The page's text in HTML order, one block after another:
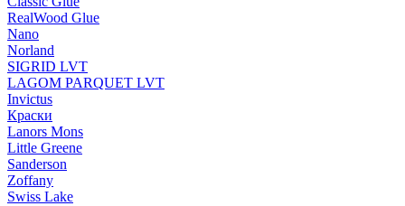
RealWood Glue
Nano
Norland
SIGRID LVT
LAGOM PARQUET LVT
Invictus
Краски
Lanors Mons
Little Greene
Sanderson
Zoffany
Swiss Lake